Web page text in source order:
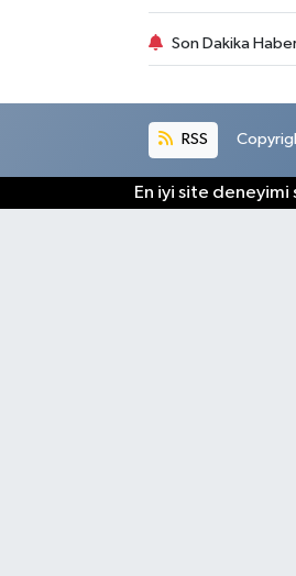
Son Dakika
RSS
En iyi site